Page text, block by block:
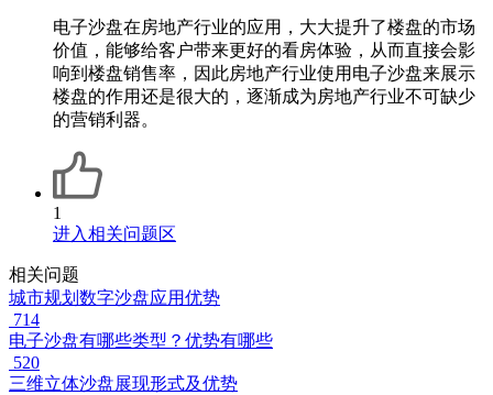
电子沙盘在房地产行业的应用，大大提升了楼盘的市场
价值，能够给客户带来更好的看房体验，从而直接会影
响到楼盘销售率，因此房地产行业使用电子沙盘来展示
楼盘的作用还是很大的，逐渐成为房地产行业不可缺少
的营销利器。
1
进入相关问题区
相关问题
城市规划数字沙盘应用优势
714
电子沙盘有哪些类型？优势有哪些
520
三维立体沙盘展现形式及优势